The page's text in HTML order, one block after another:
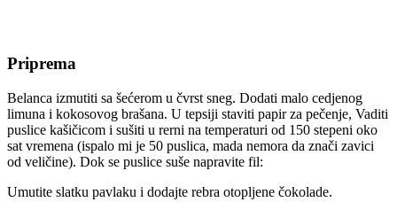
Priprema
Belanca izmutiti sa šećerom u čvrst sneg. Dodati malo cedjenog
limuna i kokosovog brašana. U tepsiji staviti papir za pečenje, Vaditi
puslice kašičicom i sušiti u rerni na temperaturi od 150 stepeni oko
sat vremena (ispalo mi je 50 puslica, mada nemora da znači zavici
od veličine). Dok se puslice suše napravite fil:
Umutite slatku pavlaku i dodajte rebra otopljene čokolade.